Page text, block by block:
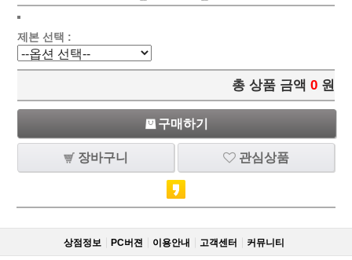
제본 선택 :
총 상품 금액 0 원
구매하기
장바구니 관심상품
상점정보 PC버젼 이용안내 고객센터 커뮤니티